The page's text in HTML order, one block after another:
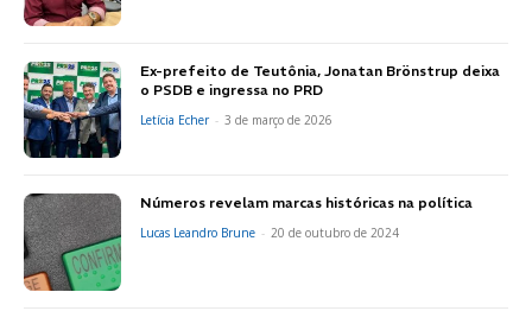
Ex-prefeito de Teutônia, Jonatan Brönstrup deixa
o PSDB e ingressa no PRD
Letícia Echer - 3 de março de 2026
Números revelam marcas históricas na política
Lucas Leandro Brune - 20 de outubro de 2024